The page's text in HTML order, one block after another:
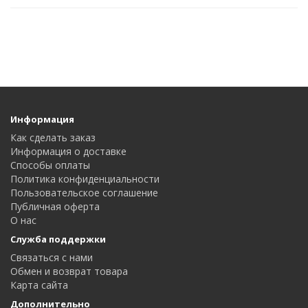
Информация
Как сделать заказ
Информация о доставке
Способы оплаты
Политика конфиденциальности
Пользовательское соглашение
Публичная оферта
О нас
Служба поддержки
Связаться с нами
Обмен и возврат товара
Карта сайта
Дополнительно